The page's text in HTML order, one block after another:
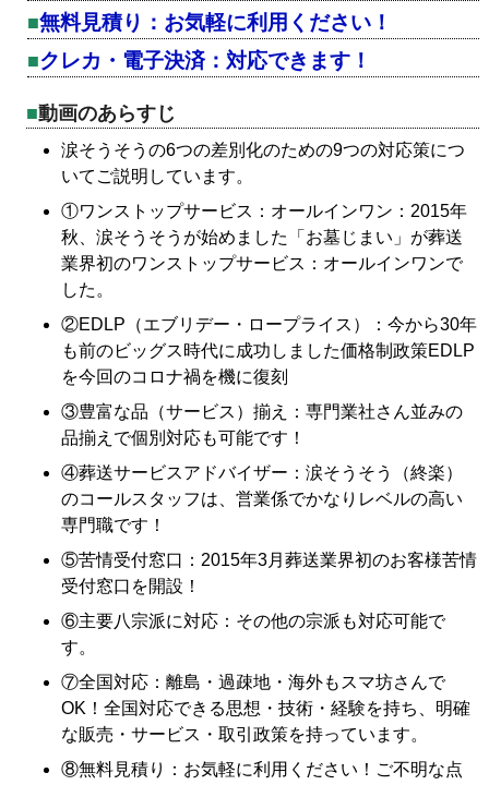
無料見積り：お気軽に利用ください！
クレカ・電子決済：対応できます！
動画のあらすじ
涙そうそうの6つの差別化のための9つの対応策につ
いてご説明しています。
①ワンストップサービス：オールインワン：2015年
秋、涙そうそうが始めました「お墓じまい」が葬送
業界初のワンストップサービス：オールインワンで
した。
②EDLP（エブリデー・ロープライス）：今から30年
も前のビッグス時代に成功しました価格制政策EDLP
を今回のコロナ禍を機に復刻
③豊富な品（サービス）揃え：専門業社さん並みの
品揃えで個別対応も可能です！
④葬送サービスアドバイザー：涙そうそう（終楽）
のコールスタッフは、営業係でかなりレベルの高い
専門職です！
⑤苦情受付窓口：2015年3月葬送業界初のお客様苦情
受付窓口を開設！
⑥主要八宗派に対応：その他の宗派も対応可能で
す。
⑦全国対応：離島・過疎地・海外もスマ坊さんで
OK！全国対応できる思想・技術・経験を持ち、明確
な販売・サービス・取引政策を持っています。
⑧無料見積り：お気軽に利用ください！ご不明な点